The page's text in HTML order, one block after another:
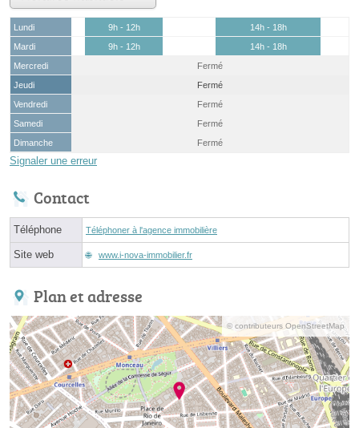
Lundi 9h - 12h
14h - 18h
Mardi
9h - 12h
14h - 18h
Mercredi
Fermé
Jeudi
Fermé
Vendredi
Fermé
Samedi
Fermé
Dimanche
Fermé
Signaler une erreur
Contact
Téléphone Téléphoner à l'agence immobilière
Site web www.i-nova-immobilier.fr
Plan et adresse
© contributeurs OpenStreetMap